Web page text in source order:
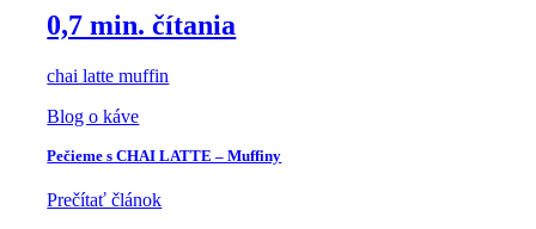
0,7 min. čítania
chai latte muffin
Blog o káve
Pečieme s CHAI LATTE – Muffiny
Prečítať článok